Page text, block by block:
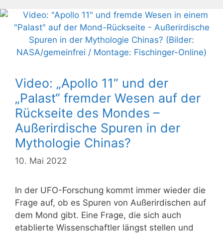
Video: „Apollo 11“ und der
„Palast“ fremder Wesen auf der
Rückseite des Mondes –
Außerirdische Spuren in der
Mythologie Chinas?
10. Mai 2022
In der UFO-Forschung kommt immer wieder die
Frage auf, ob es Spuren von Außerirdischen auf
dem Mond gibt. Eine Frage, die sich auch
etablierte Wissenschaftler längst stellen und